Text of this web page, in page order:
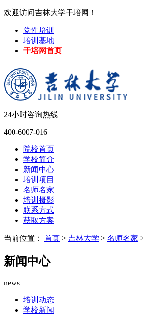
欢迎访问吉林大学干培网！
党性培训
培训基地
干培网首页
24小时咨询热线
400-6007-016
院校首页
学校简介
新闻中心
培训项目
名师名家
培训摄影
联系方式
获取方案
当前位置： 首页 > 吉林大学 > 名师名家
新闻中心
news
培训动态
学校新闻